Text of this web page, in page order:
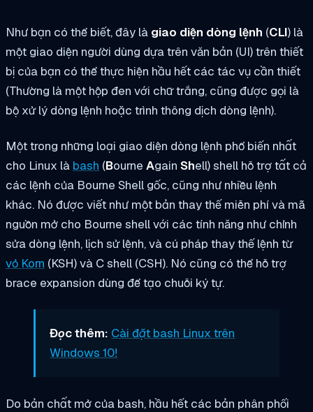
Như bạn có thể biết, đây là giao diện dòng lệnh (CLI) là
một giao diện người dùng dựa trên văn bản (UI) trên thiết
bị của bạn có thể thực hiện hầu hết các tác vụ cần thiết
(Thường là một hộp đen với chữ trắng, cũng được gọi là
bộ xử lý dòng lệnh hoặc trình thông dịch dòng lệnh).
Một trong những loại giao diện dòng lệnh phổ biến nhất
cho Linux là bash (Bourne Again Shell) shell hỗ trợ tất cả
các lệnh của Bourne Shell gốc, cũng như nhiều lệnh
khác. Nó được viết như một bản thay thế miễn phí và mã
nguồn mở cho Bourne shell với các tính năng như chỉnh
sửa dòng lệnh, lịch sử lệnh, và cú pháp thay thế lệnh từ
vỏ Korn (KSH) và C shell (CSH). Nó cũng có thể hỗ trợ
brace expansion dùng để tạo chuỗi ký tự.
Đọc thêm: Cài đặt bash Linux trên
Windows 10!
Do bản chất mở của bash, hầu hết các bản phân phối